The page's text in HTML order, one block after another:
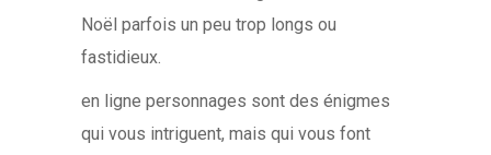
Noël parfois un peu trop longs ou
fastidieux.
en ligne personnages sont des énigmes
qui vous intriguent, mais qui vous font